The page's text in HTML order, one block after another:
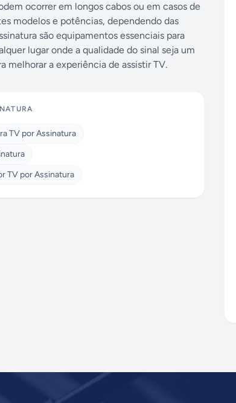
ocorrer em longos cabos ou em casos de
modelos e potências, dependendo das
são equipamentos essenciais para
lugar onde a qualidade do sinal seja um
melhorar a experiência de assistir TV.
TV por Assinatura
TV por Assinatura